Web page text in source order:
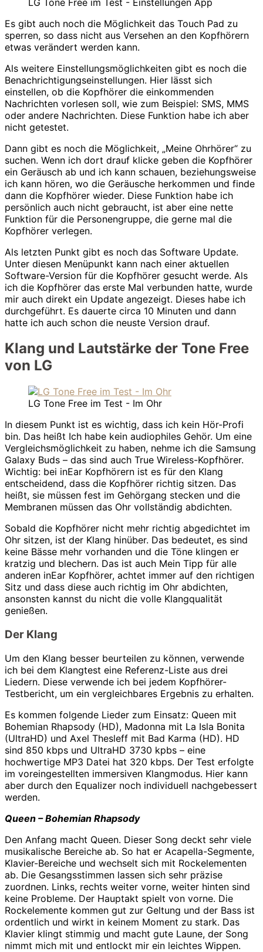
Es gibt auch noch die Möglichkeit das Touch Pad zu
sperren, so dass nicht aus Versehen an den Kopfhörern
etwas verändert werden kann.
Als weitere Einstellungsmöglichkeiten gibt es noch die
Benachrichtigungseinstellungen. Hier lässt sich
einstellen, ob die Kopfhörer die einkommenden
Nachrichten vorlesen soll, wie zum Beispiel: SMS, MMS
oder andere Nachrichten. Diese Funktion habe ich aber
nicht getestet.
Dann gibt es noch die Möglichkeit, „Meine Ohrhörer“ zu
suchen. Wenn ich dort drauf klicke geben die Kopfhörer
ein Geräusch ab und ich kann schauen, beziehungsweise
ich kann hören, wo die Geräusche herkommen und finde
dann die Kopfhörer wieder. Diese Funktion habe ich
persönlich auch nicht gebraucht, ist aber eine nette
Funktion für die Personengruppe, die gerne mal die
Kopfhörer verlegen.
Als letzten Punkt gibt es noch das Software Update.
Unter diesen Menüpunkt kann nach einer aktuellen
Software-Version für die Kopfhörer gesucht werde. Als
ich die Kopfhörer das erste Mal verbunden hatte, wurde
mir auch direkt ein Update angezeigt. Dieses habe ich
durchgeführt. Es dauerte circa 10 Minuten und dann
hatte ich auch schon die neuste Version drauf.
Klang und Lautstärke der Tone Free
von LG
LG Tone Free im Test - Im Ohr
In diesem Punkt ist es wichtig, dass ich kein Hör-Profi
bin. Das heißt Ich habe kein audiophiles Gehör. Um eine
Vergleichsmöglichkeit zu haben, nehme ich die Samsung
Galaxy Buds – das sind auch True Wireless-Kopfhörer.
Wichtig: bei inEar Kopfhörern ist es für den Klang
entscheidend, dass die Kopfhörer richtig sitzen. Das
heißt, sie müssen fest im Gehörgang stecken und die
Membranen müssen das Ohr vollständig abdichten.
Sobald die Kopfhörer nicht mehr richtig abgedichtet im
Ohr sitzen, ist der Klang hinüber. Das bedeutet, es sind
keine Bässe mehr vorhanden und die Töne klingen er
kratzig und blechern. Das ist auch Mein Tipp für alle
anderen inEar Kopfhörer, achtet immer auf den richtigen
Sitz und dass diese auch richtig im Ohr abdichten,
ansonsten kannst du nicht die volle Klangqualität
genießen.
Der Klang
Um den Klang besser beurteilen zu können, verwende
ich bei dem Klangtest eine Referenz-Liste aus drei
Liedern. Diese verwende ich bei jedem Kopfhörer-
Testbericht, um ein vergleichbares Ergebnis zu erhalten.
Es kommen folgende Lieder zum Einsatz: Queen mit
Bohemian Rhapsody (HD), Madonna mit La Isla Bonita
(UltraHD) und Axel Thesleff mit Bad Karma (HD). HD
sind 850 kbps und UltraHD 3730 kpbs – eine
hochwertige MP3 Datei hat 320 kbps. Der Test erfolgte
im voreingestellten immersiven Klangmodus. Hier kann
aber durch den Equalizer noch individuell nachgebessert
werden.
Queen – Bohemian Rhapsody
Den Anfang macht Queen. Dieser Song deckt sehr viele
musikalische Bereiche ab. So hat er Acapella-Segmente,
Klavier-Bereiche und wechselt sich mit Rockelementen
ab. Die Gesangsstimmen lassen sich sehr präzise
zuordnen. Links, rechts weiter vorne, weiter hinten sind
keine Probleme. Der Hauptakt spielt von vorne. Die
Rockelemente kommen gut zur Geltung und der Bass ist
ordentlich und wirkt in keinem Moment zu stark. Das
Klavier klingt stimmig und macht gute Laune, der Song
nimmt mich mit und entlockt mir ein leichtes Wippen.